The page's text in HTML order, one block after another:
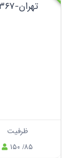
تهران-۱۴۰۲۱۱۹۱۹۸۱۶۸/۶۳۳۶۷ ۱۴۰۲۱۱۹۱۹۸۱۶۸/۶۳۳۶۷
ظرفیت
۱۵۰ /۸۵